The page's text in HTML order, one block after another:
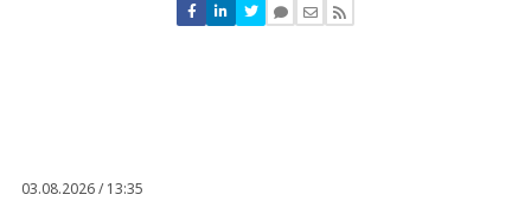
Nie znaleziono komentarzy
Zostaw swoje komentarze
03.08.2026 / 13:35